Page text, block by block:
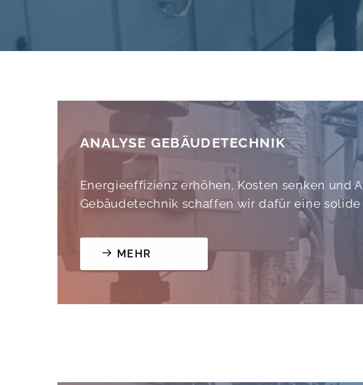
ANALYSE GEBÄUDETECHNIK
Energieeffizienz erhöhen, Kosten senken und
Gebäudetechnik schaffen wir dafür eine
MEHR